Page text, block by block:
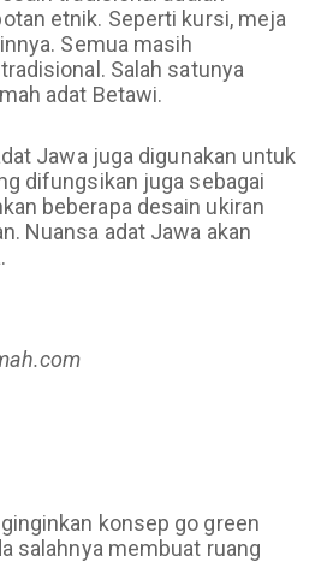
etnik. Seperti kursi, meja
Semua masih
Salah satunya
adat Betawi.
Jawa juga digunakan untuk
difungsikan juga sebagai
beberapa desain ukiran
Nuansa adat Jawa akan
konsep go green
salahnya membuat ruang